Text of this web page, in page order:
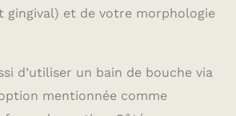
gingival) et de votre morphologie
d’utiliser un bain de bouche via
mentionnée comme